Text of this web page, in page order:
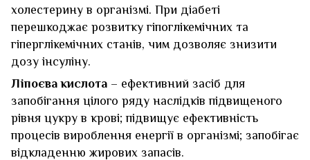
холестерину в організмі. При діабеті
перешкоджає розвитку гіпоглікемічних та
гіперглікемічних станів, чим дозволяє знизити
дозу інсуліну.
Ліпоєва кислота – ефективний засіб для
запобігання цілого ряду наслідків підвищеного
рівня цукру в крові; підвищує ефективність
процесів вироблення енергії в організмі; запобігає
відкладенню жирових запасів.